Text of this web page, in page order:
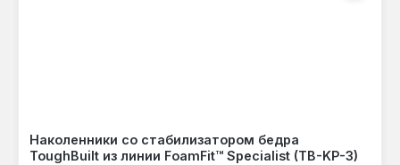
Наколенники со стабилизатором бедра
ToughBuilt из линии FoamFit™ Specialist (TB-KP-3)